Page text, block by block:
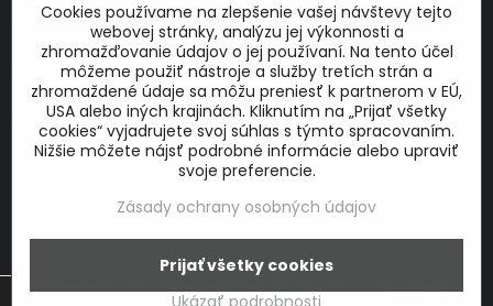
E-mail:
obchod@proaudio.sk
Bankové spojenie:
Slovenská sporiteľňa, a.s.
IBAN: SK48 0900 0000 0051 9050 9782
SWIFT: GIBASKBX
©2026Copyright
Predvoľby súkromiaZásady ochrany osobných údajov
Cookies používame na zlepšenie vašej návštevy tejto
webovej stránky, analýzu jej výkonnosti a
zhromažďovanie údajov o jej používaní. Na tento účel
môžeme použiť nástroje a služby tretích strán a
zhromaždené údaje sa môžu preniesť k partnerom v EÚ,
USA alebo iných krajinách. Kliknutím na „Prijať všetky
cookies“ vyjadrujete svoj súhlas s týmto spracovaním.
Nižšie môžete nájsť podrobné informácie alebo upraviť
svoje preferencie.
Zásady ochrany osobných údajov
Ukázať podrobnosti
Prijať všetky cookies
Táto stránka používa cookies.Viac info